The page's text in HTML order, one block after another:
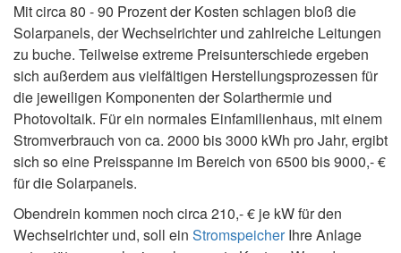
Mit circa 80 - 90 Prozent der Kosten schlagen bloß die
Solarpanels, der Wechselrichter und zahlreiche Leitungen
zu buche. Teilweise extreme Preisunterschiede ergeben
sich außerdem aus vielfältigen Herstellungsprozessen für
die jeweiligen Komponenten der Solarthermie und
Photovoltaik. Für ein normales Einfamilienhaus, mit einem
Stromverbrauch von ca. 2000 bis 3000 kWh pro Jahr, ergibt
sich so eine Preisspanne im Bereich von 6500 bis 9000,- €
für die Solarpanels.
Obendrein kommen noch circa 210,- € je kW für den
Wechselrichter und, soll ein StromspeicherIhre Anlage